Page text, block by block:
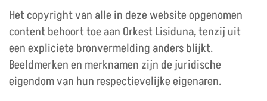
Het copyright van alle in deze website opgenomen
content behoort toe aan Orkest Lisiduna, tenzij uit
een expliciete bronvermelding anders blijkt.
Beeldmerken en merknamen zijn de juridische
eigendom van hun respectievelijke eigenaren.